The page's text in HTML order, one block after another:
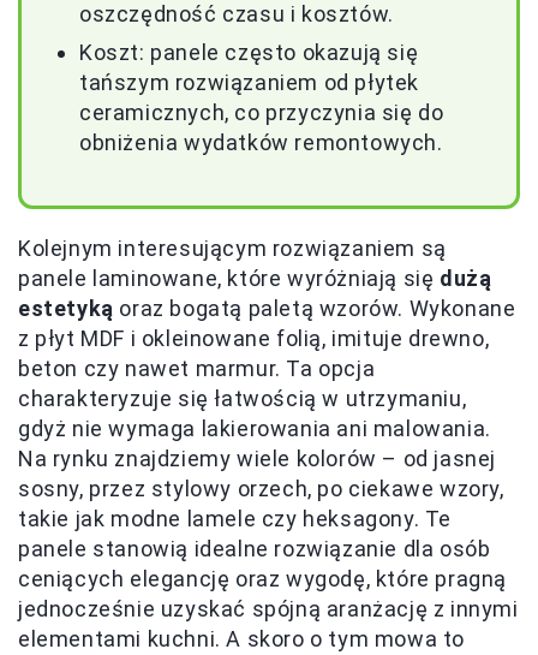
oszczędność czasu i kosztów.
Koszt: panele często okazują się
tańszym rozwiązaniem od płytek
ceramicznych, co przyczynia się do
obniżenia wydatków remontowych.
Kolejnym interesującym rozwiązaniem są
panele laminowane, które wyróżniają się dużą
estetyką oraz bogatą paletą wzorów. Wykonane
z płyt MDF i okleinowane folią, imituje drewno,
beton czy nawet marmur. Ta opcja
charakteryzuje się łatwością w utrzymaniu,
gdyż nie wymaga lakierowania ani malowania.
Na rynku znajdziemy wiele kolorów – od jasnej
sosny, przez stylowy orzech, po ciekawe wzory,
takie jak modne lamele czy heksagony. Te
panele stanowią idealne rozwiązanie dla osób
ceniących elegancję oraz wygodę, które pragną
jednocześnie uzyskać spójną aranżację z innymi
elementami kuchni. A skoro o tym mowa to